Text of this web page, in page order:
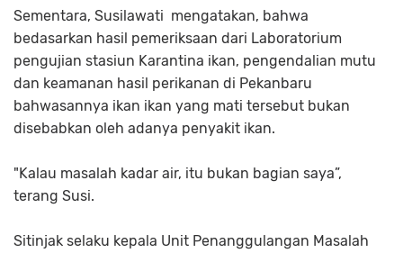
Sementara, Susilawati mengatakan, bahwa
bedasarkan hasil pemeriksaan dari Laboratorium
pengujian stasiun Karantina ikan, pengendalian mutu
dan keamanan hasil perikanan di Pekanbaru
bahwasannya ikan ikan yang mati tersebut bukan
disebabkan oleh adanya penyakit ikan.
"Kalau masalah kadar air, itu bukan bagian saya”,
terang Susi.
Sitinjak selaku kepala Unit Penanggulangan Masalah